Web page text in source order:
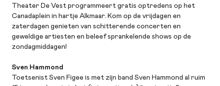
Theater De Vest programmeert gratis optredens op het
Canadaplein in hartje Alkmaar. Kom op de vrijdagen en
zaterdagen genieten van schitterende concerten en
geweldige artiesten en beleef sprankelende shows op de
zondagmiddagen!
Sven Hammond
Toetsenist Sven Figee is met zijn band Sven Hammond al ruim